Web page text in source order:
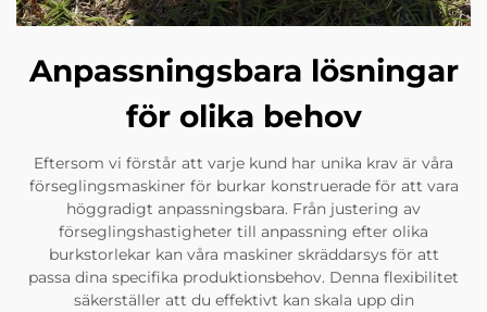
Anpassningsbara lösningar
för olika behov
Eftersom vi förstår att varje kund har unika krav är våra
förseglingsmaskiner för burkar konstruerade för att vara
höggradigt anpassningsbara. Från justering av
förseglingshastigheter till anpassning efter olika
burkstorlekar kan våra maskiner skräddarsys för att
passa dina specifika produktionsbehov. Denna flexibilitet
säkerställer att du effektivt kan skala upp din